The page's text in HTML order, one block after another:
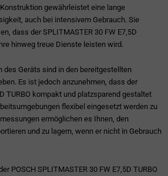
gewährleistet eine lange
auch bei intensivem Gebrauch. Sie
dass der SPLITMASTER 30 FW E7,5D
hinweg treue Dienste leisten wird.
des Geräts sind in den bereitgestellten
Es ist jedoch anzunehmen, dass der
TURBO kompakt und platzsparend gestaltet
flexibel eingesetzt werden zu
ermöglichen es Ihnen, den
und zu lagern, wenn er nicht in Gebrauch
POSCH SPLITMASTER 30 FW E7,5D TURBO